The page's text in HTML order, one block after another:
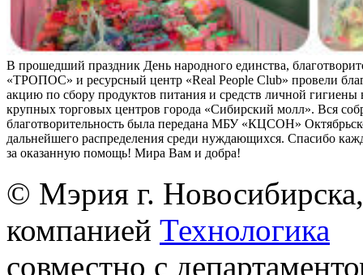
В прошедший праздник День народного единства,
«ТРОПОС» и ресурсный центр «Real People Club» провели
акцию по сбору продуктов питания и средств личной гигиены
крупных торговых центров города «Сибирский молл». Вся
благотворительность была передана МБУ «КЦСОН»
дальнейшего распределения среди нуждающихся. Спасибо
за оказанную помощь! Мира Вам и добра!
© Мэрия г.
компанией Технологика
совместно с